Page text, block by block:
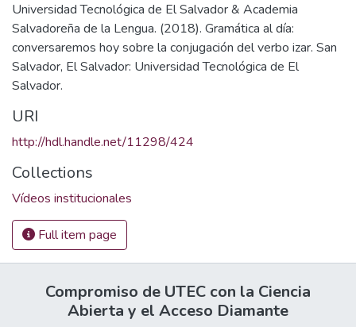
Universidad Tecnológica de El Salvador & Academia
Salvadoreña de la Lengua. (2018). Gramática al día:
conversaremos hoy sobre la conjugación del verbo izar. San
Salvador, El Salvador: Universidad Tecnológica de El
Salvador.
URI
http://hdl.handle.net/11298/424
Collections
Vídeos institucionales
Full item page
Compromiso de UTEC con la Ciencia
Abierta y el Acceso Diamante